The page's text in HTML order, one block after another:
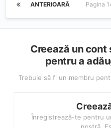
ANTERIOARĂ Pagina
Creează un
pentru a
Trebuie să fi un membru
Înregistrează-te pentru